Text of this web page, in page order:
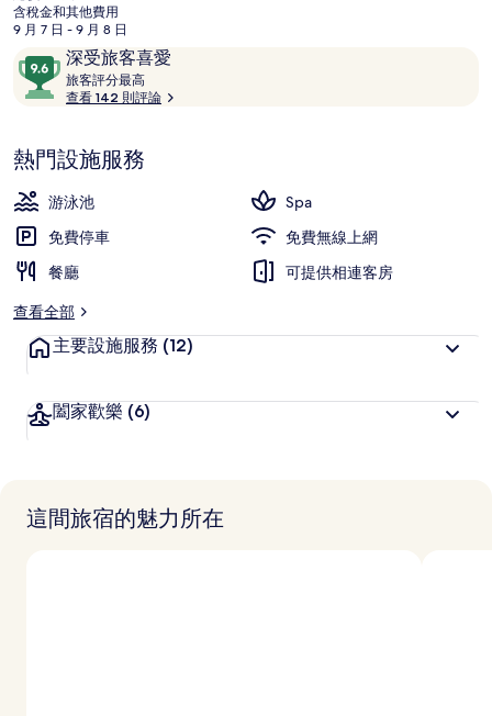
的
價
是
NT$6,356
含稅金和其他費用
9 月 7 日 - 9 月 8 日
評
論
深受旅客喜愛
9.6
分，
滿
10，
深
受
旅
客
喜
旅客評分最高
客
查看 142 則評論
熱門設施服務
游泳池
Spa
免費停車
免費無線上網
餐廳
可提供相連客房
查看全部
主要設施服務 (12)
闔家歡樂 (6)
這間旅宿的魅力所在